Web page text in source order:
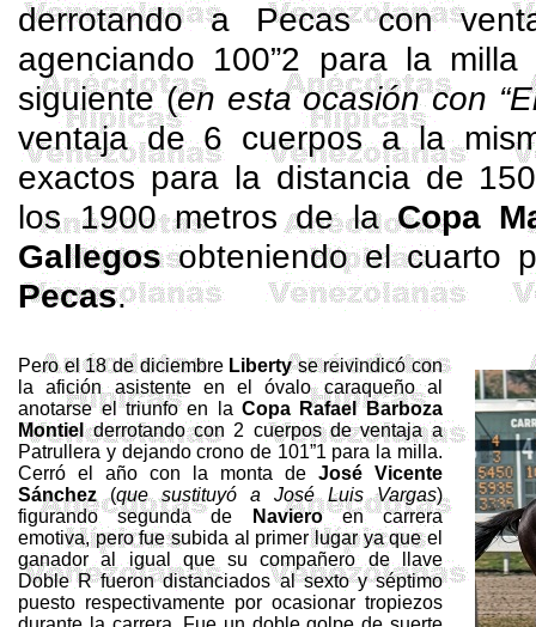
derrotando a Pecas con
agenciando 100”2 para la
siguiente (en esta ocasión con
ventaja de 6 cuerpos a la
exactos para la distancia de
los 1900 metros de laCopa
Gallegosobteniendo el cuarto
Pecas.
Pero el 18 de diciembre Libertyse reivindicó con
la afición asistente en el óvalo caraqueño al
anotarse el triunfo en laCopa Rafael Barboza
Montiel derrotando con 2 cuerpos de ventaja a
Patrullera y dejando crono de 101”1 para la milla.
Cerró el año con la monta de José Vicente
Sánchez(que sustituyó a José Luis Vargas)
figurando segunda de
Navieroen carrera
emotiva, pero fue subida al primer lugar ya que el
ganador al igual que su compañero de llave
Doble R fueron distanciados al sexto y séptimo
puesto respectivamente por ocasionar tropiezos